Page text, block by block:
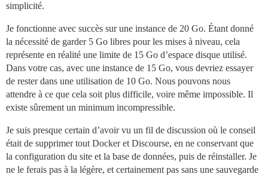
simplicité.
Je fonctionne avec succès sur une instance de 20 Go. Étant donné
la nécessité de garder 5 Go libres pour les mises à niveau, cela
représente en réalité une limite de 15 Go d’espace disque utilisé.
Dans votre cas, avec une instance de 15 Go, vous devriez essayer
de rester dans une utilisation de 10 Go. Nous pouvons nous
attendre à ce que cela soit plus difficile, voire même impossible. Il
existe sûrement un minimum incompressible.
Je suis presque certain d’avoir vu un fil de discussion où le conseil
était de supprimer tout Docker et Discourse, en ne conservant que
la configuration du site et la base de données, puis de réinstaller. Je
ne le ferais pas à la légère, et certainement pas sans une sauvegarde